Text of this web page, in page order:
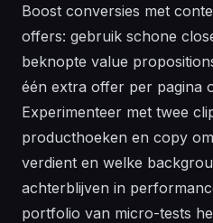
Boost conversies met
offers: gebruik schone
beknopte value
één extra offer per pagina
Experimenteer met twee
producthoeken en copy
verdient en welke
achterblijven in
portfolio van micro-tests